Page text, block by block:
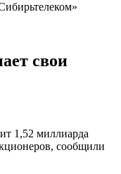
свои
1,52 миллиарда
сообщили